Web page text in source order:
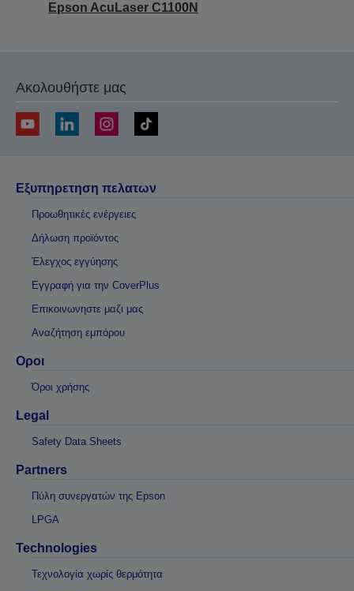
Epson AcuLaser C1100N
Ακολουθήστε μας
Εξυπηρετηση πελατων
Προωθητικές ενέργειες
Δήλωση προϊόντος
Έλεγχος εγγύησης
Εγγραφή για την CoverPlus
Επικοινωνηστε μαζι μας
Αναζήτηση εμπόρου
Οροι
Όροι χρήσης
Legal
Safety Data Sheets
Partners
Πύλη συνεργατών της Epson
LPGA
Technologies
Τεχνολογία χωρίς θερμότητα